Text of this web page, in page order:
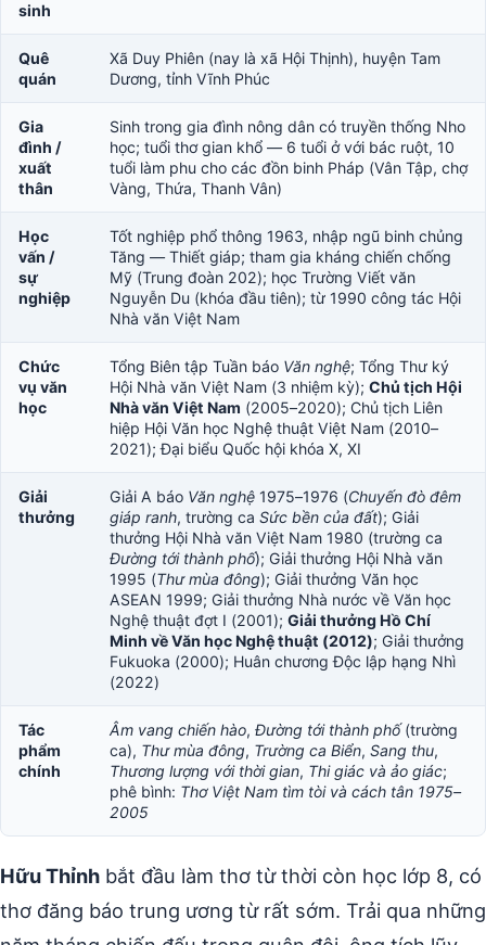
sinh
Quê
quán
Xã Duy Phiên (nay là xã Hội Thịnh), huyện Tam
Dương, tỉnh Vĩnh Phúc
Gia
đình /
xuất
thân
Sinh trong gia đình nông dân có truyền thống Nho
học; tuổi thơ gian khổ — 6 tuổi ở với bác ruột, 10
tuổi làm phu cho các đồn binh Pháp (Vân Tập, chợ
Vàng, Thứa, Thanh Vân)
Học
vấn /
sự
nghiệp
Tốt nghiệp phổ thông 1963, nhập ngũ binh chủng
Tăng — Thiết giáp; tham gia kháng chiến chống
Mỹ (Trung đoàn 202); học Trường Viết văn
Nguyễn Du (khóa đầu tiên); từ 1990 công tác Hội
Nhà văn Việt Nam
Chức
vụ văn
học
Tổng Biên tập Tuần báo Văn nghệ; Tổng Thư ký
Hội Nhà văn Việt Nam (3 nhiệm kỳ); Chủ tịch Hội
Nhà văn Việt Nam (2005–2020); Chủ tịch Liên
hiệp Hội Văn học Nghệ thuật Việt Nam (2010–
2021); Đại biểu Quốc hội khóa X, XI
Giải
thưởng
Giải A báo Văn nghệ 1975–1976 (Chuyến đò đêm
giáp ranh, trường ca Sức bền của đất); Giải
thưởng Hội Nhà văn Việt Nam 1980 (trường ca
Đường tới thành phố); Giải thưởng Hội Nhà văn
1995 (Thư mùa đông); Giải thưởng Văn học
ASEAN 1999; Giải thưởng Nhà nước về Văn học
Nghệ thuật đợt I (2001); Giải thưởng Hồ Chí
Minh về Văn học Nghệ thuật (2012); Giải thưởng
Fukuoka (2000); Huân chương Độc lập hạng Nhì
(2022)
Tác
phẩm
chính
Âm vang chiến hào, Đường tới thành phố(trường
ca), Thư mùa đông, Trường ca Biển, Sang thu,
Thương lượng với thời gian, Thi giác và ảo giác;
phê bình: Thơ Việt Nam tìm tòi và cách tân 1975–
2005
Hữu Thỉnh bắt đầu làm thơ từ thời còn học lớp 8, có
thơ đăng báo trung ương từ rất sớm. Trải qua những